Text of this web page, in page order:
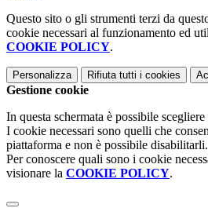
Questo sito o gli strumenti terzi da
cookie necessari al funzionamento ed
COOKIE POLICY.
Personalizza Rifiuta tutti i cookies
Gestione cookie
In questa schermata è possibile
I cookie necessari sono quelli che
piattaforma e non è possibile disabilitarli.
Per conoscere quali sono i cookie
visionare la COOKIE POLICY.